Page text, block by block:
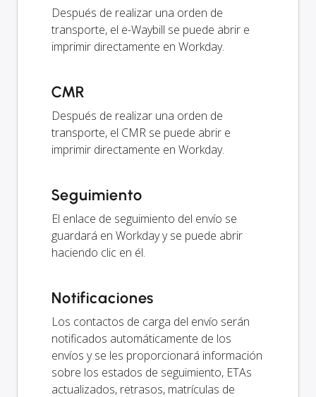
Después de realizar una orden de
transporte, el e-Waybill se puede abrir e
imprimir directamente en Workday.
CMR
Después de realizar una orden de
transporte, el CMR se puede abrir e
imprimir directamente en Workday.
Seguimiento
El enlace de seguimiento del envío se
guardará en Workday y se puede abrir
haciendo clic en él.
Notificaciones
Los contactos de carga del envío serán
notificados automáticamente de los
envíos y se les proporcionará información
sobre los estados de seguimiento, ETAs
actualizados, retrasos, matrículas de